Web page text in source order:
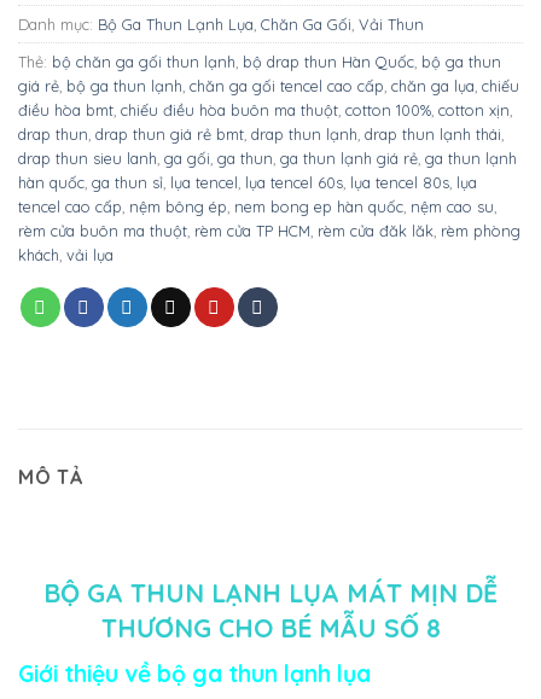
Danh mục: Bộ Ga Thun Lạnh Lụa Chăn Ga Gối Vải Thun
Thẻ: bộ chăn ga gối thun lạnh bộ drap thun Hàn Quốc bộ ga thun
giá rẻ bộ ga thun lạnh chăn ga gối tencel cao cấp chăn ga lụa chiếu
điều hòa bmt chiếu điều hòa buôn ma thuột cotton 100% cotton xịn
drap thun drap thun giá rẻ bmt drap thun lạnh drap thun lạnh thái
drap thun sieu lanh ga gối ga thun ga thun lạnh giá rẻ ga thun lạnh
hàn quốc ga thun sỉ lụa tencel lụa tencel 60s lụa tencel 80s lụa
tencel cao cấp nệm bông ép nem bong ep hàn quốc nệm cao su
rèm cửa buôn ma thuột rèm cửa TP HCM rèm cửa đăk lăk rèm phòng
khách vải lụa
MÔ TẢ
BỘ GA THUN LẠNH LỤA MÁT MỊN DỄ
THƯƠNG CHO BÉ MẪU SỐ 8
Giới thiệu về bộ ga thun lạnh lụa